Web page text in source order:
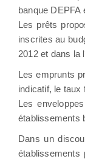
banque DEPFA
Les prêts
inscrites au
2012 et dans la
Les emprunts
indicatif, le taux
Les
établissements
Dans un
établissements